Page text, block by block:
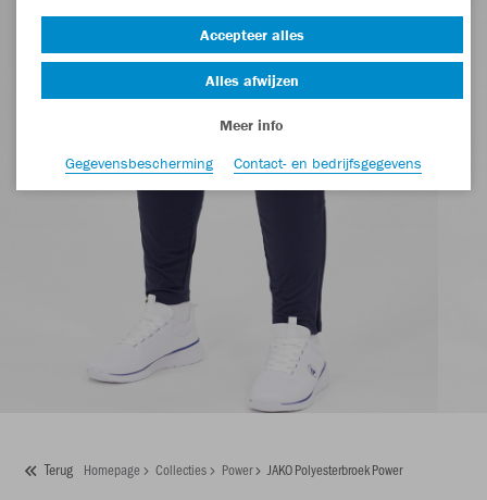
Terug Homepage Collecties Power JAKO Polyesterbroek Power
Accepteer alles
Alles afwijzen
Meer info
Gegevensbescherming
Contact- en bedrijfsgegevens